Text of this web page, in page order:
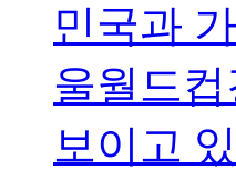
민국과
울월드
보이고